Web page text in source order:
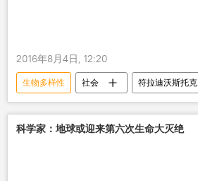
2016年8月4日, 12:20
生物多样性 社会
符拉迪沃斯托克
国际会议
俄罗斯 科技
科学家：地球或迎来第六次生命大灭绝